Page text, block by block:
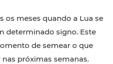
os meses quando a Lua se
determinado signo. Este
de semear o que
próximas semanas.